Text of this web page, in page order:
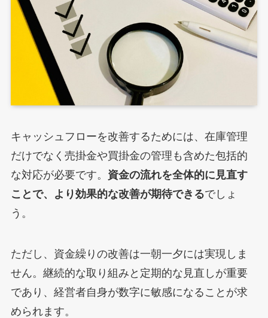
キャッシュフローを改善するためには、在庫管理
だけでなく売掛金や買掛金の管理も含めた包括的
な対応が必要です。 資金の流れを全体的に見直す
ことで、より効果的な改善が期待できるでしょ
う。
ただし、資金繰りの改善は一朝一夕には実現しま
せん。継続的な取り組みと定期的な見直しが重要
であり、経営者自身が数字に敏感になることが求
められます。